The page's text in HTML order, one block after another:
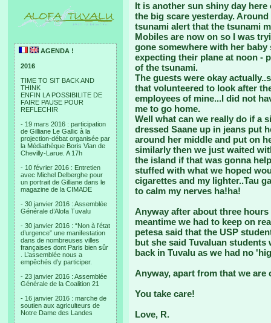
AGENDA !
2016
TIME TO SIT BACK AND
THINK
ENFIN LA POSSIBILITE DE
FAIRE PAUSE POUR
REFLECHIR
- 19 mars 2016 : participation
de Gilliane Le Gallic à la
projection-débat organisée par
la Médiathèque Boris Vian de
Chevilly-Larue. A 17h
- 10 février 2016 : Entretien
avec Michel Delberghe pour
un portrait de Gilliane dans le
magazine de la CIMADE
- 30 janvier 2016 : Assemblée
Générale d’Alofa Tuvalu
- 30 janvier 2016 : “Non à l’état
d’urgence” une manifestation
dans de nombreuses villes
françaises dont Paris bien sûr
. L’assemblée nous a
empêchés d’y participer.
- 23 janvier 2016 : Assemblée
Générale de la Coalition 21
- 16 janvier 2016 : marche de
soutien aux agriculteurs de
Notre Dame des Landes
It is another sun shiny day
the big scare yesterday.
tsunami alert that the tsunami
Mobiles are now on so I was
gone somewhere with her
expecting their plane at noon -
of the tsunami.
The guests were okay
that volunteered to look after
employees of mine...I did not
me to go home.
Well what can we really do if a
dressed Saane up in jeans put
around her middle and put on
similarly then we just waited
the island if that was gonna
stuffed with what we hoped
cigarettes and my lighter..Tau
to calm my nerves ha!ha!
Anyway after about three
meantime we had to keep on
petesa said that the USP
but she said Tuvaluan
back in Tuvalu as we had no
Anyway, apart from that we are
You take care!
Love, R.